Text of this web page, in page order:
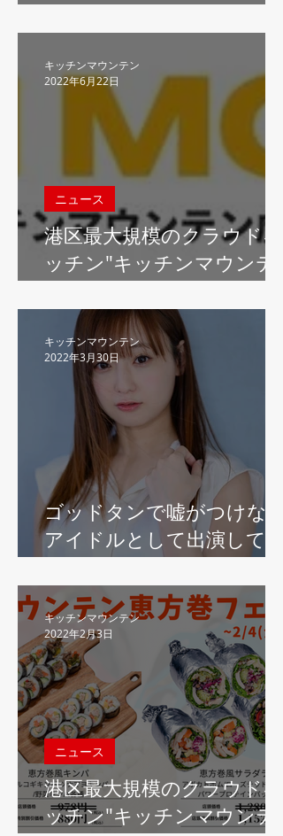
ウドキッチン"キッチンマ
ウンテン虎ノ門"で7月15日
オープン！テイクアウト・
UberEatsでオープンキャン
ペーンを実施！！
港区最大規模のクラウドキ
ッチン"キッチンマウンテ
くしたい」オフィスランチ
を応援するテイクアウトの
オンラインオーダーサイト
をオープン
ニュース
キッチンマウンテン
2022年6月22日
ゴッドタンで嘘がつけない
アイドルとして出演してい
フール（2022年4月1日）に
キッチンマウンテンの1日
店長？！ コロナ禍で、ステ
イホームになり加速したフ
ードデリバリー業界にお礼
キッチンマウンテン
2022年3月30日
港区最大規模のクラウドキ
ッチン"キッチンマウンテ
ニュース
キッチンマウンテン
2022年2月3日